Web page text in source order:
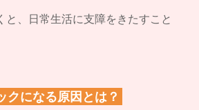
と、日常生活に支障をきたすこと
クになる原因とは？